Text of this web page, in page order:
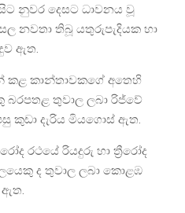
නුවර දෙසට ධාවනය වූ
නවතා තිබූ යතුරුපැදියක හා
ඇත.
කළ කාන්තාවකගේ අතෙහි
බරපතළ තුවාල ලබා රිජ්වේ
කුඩා දැරිය මියගොස් ඇත.
රථයේ රියදුරු හා ත්‍රීරෝද
ද තුවාල ලබා කොළඹ